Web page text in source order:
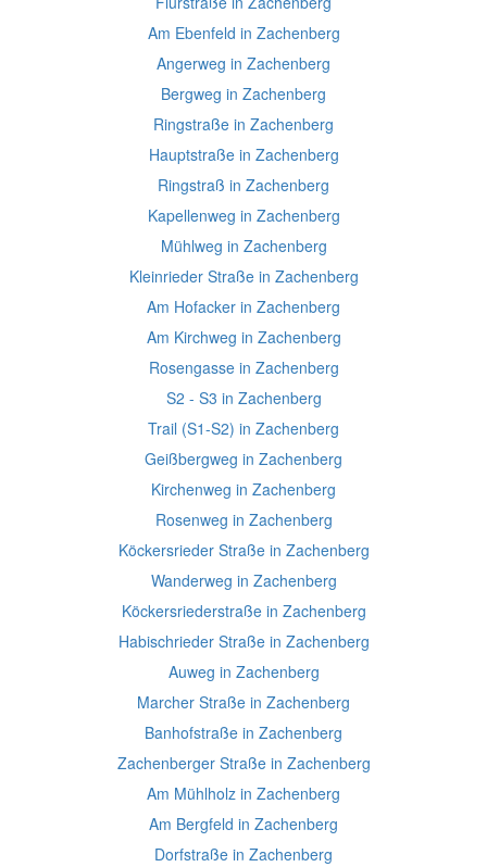
Am Ebenfeld in Zachenberg
Angerweg in Zachenberg
Bergweg in Zachenberg
Ringstraße in Zachenberg
Hauptstraße in Zachenberg
Ringstraß in Zachenberg
Kapellenweg in Zachenberg
Mühlweg in Zachenberg
Kleinrieder Straße in Zachenberg
Am Hofacker in Zachenberg
Am Kirchweg in Zachenberg
Rosengasse in Zachenberg
S2 - S3 in Zachenberg
Trail (S1-S2) in Zachenberg
Geißbergweg in Zachenberg
Kirchenweg in Zachenberg
Rosenweg in Zachenberg
Köckersrieder Straße in Zachenberg
Wanderweg in Zachenberg
Köckersriederstraße in Zachenberg
Habischrieder Straße in Zachenberg
Auweg in Zachenberg
Marcher Straße in Zachenberg
Banhofstraße in Zachenberg
Zachenberger Straße in Zachenberg
Am Mühlholz in Zachenberg
Am Bergfeld in Zachenberg
Dorfstraße in Zachenberg